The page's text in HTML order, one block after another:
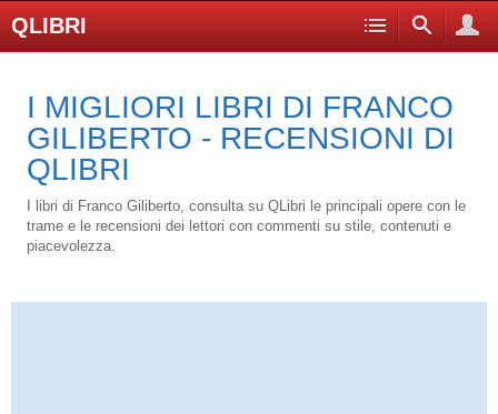
QLIBRI
I MIGLIORI LIBRI DI FRANCO
GILIBERTO - RECENSIONI DI
QLIBRI
I libri di Franco Giliberto, consulta su QLibri le principali opere con le
trame e le recensioni dei lettori con commenti su stile, contenuti e
piacevolezza.